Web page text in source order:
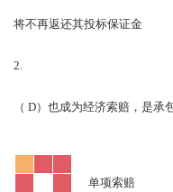
将不再返还其投标保证金
2.
（ D）也成为经济索赔，是承
单项索赔